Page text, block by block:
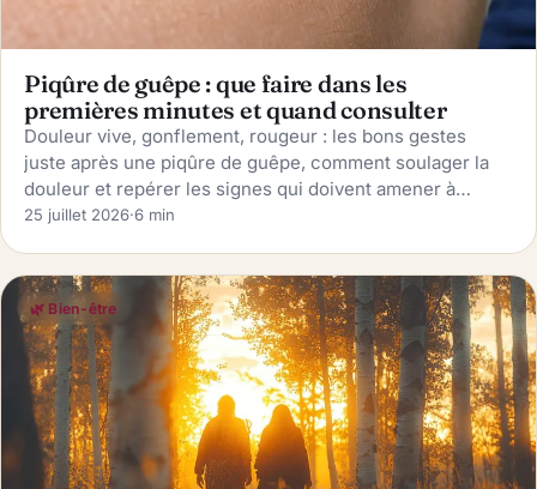
Piqûre de guêpe : que faire dans les
premières minutes et quand consulter
Douleur vive, gonflement, rougeur : les bons gestes
juste après une piqûre de guêpe, comment soulager la
douleur et repérer les signes qui doivent amener à
consulter rapidement.
25 juillet 2026·6 min
🌿 Bien-être